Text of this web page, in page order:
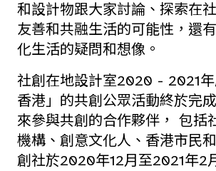
和設計物跟大家討論、探索在
友善和共融生活的可能性，還
化生活的疑問和想像。
社創在地設計室2020 - 2021
香港」的共創公眾活動終於完
來參與共創的合作夥伴， 包括
機構、創意文化人、香港市民
創社於2020年12月至2021年2